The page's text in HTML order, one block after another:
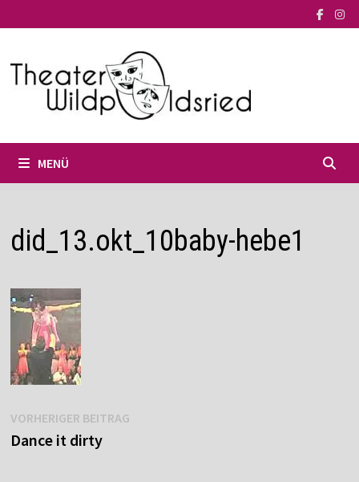
Inhalt
MENÜ
did_13.okt_10baby-hebe1
Beitragsnavigation
VORHERIGER BEITRAGVorheriger
Dance it dirty